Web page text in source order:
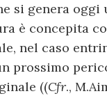
si genera oggi
è concepita
nel caso
prossimo
((Cfr.,